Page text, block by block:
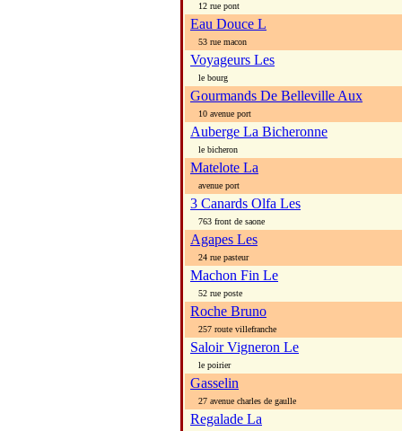
12 rue pont
Eau Douce L
53 rue macon
Voyageurs Les
le bourg
Gourmands De Belleville Aux
10 avenue port
Auberge La Bicheronne
le bicheron
Matelote La
avenue port
3 Canards Olfa Les
763 front de saone
Agapes Les
24 rue pasteur
Machon Fin Le
52 rue poste
Roche Bruno
257 route villefranche
Saloir Vigneron Le
le poirier
Gasselin
27 avenue charles de gaulle
Regalade La